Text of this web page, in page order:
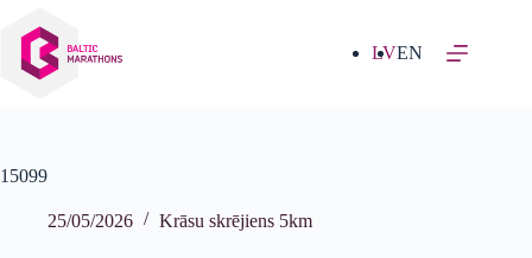
saturu
LVEN
15099
25/05/2026 Krāsu skrējiens 5km